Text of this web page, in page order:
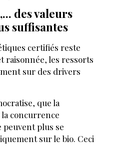
des valeurs
suffisantes
certifiés reste
raisonnée, les ressorts
sur des drivers
que la
concurrence
peuvent plus se
sur le bio. Ceci